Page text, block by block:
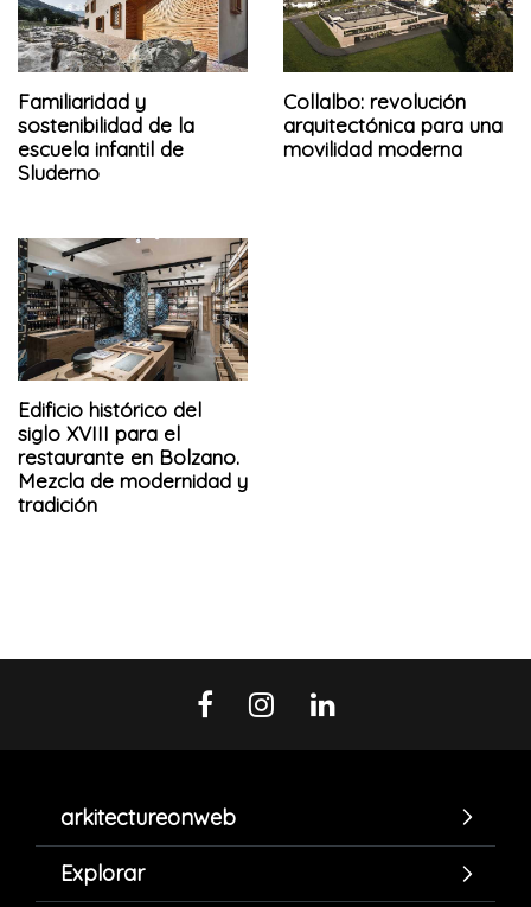
Familiaridad y
sostenibilidad de la
escuela infantil de
Sluderno
Collalbo: revolución
arquitectónica para una
movilidad moderna
Edificio histórico del
siglo XVIII para el
restaurante en Bolzano.
Mezcla de modernidad y
tradición
arkitectureonweb
Explorar